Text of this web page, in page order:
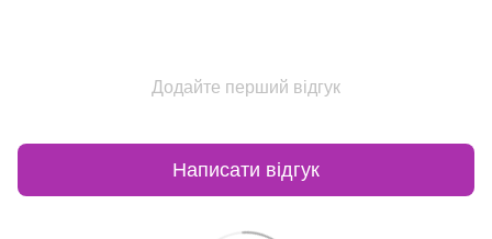
Додайте перший відгук
Написати відгук